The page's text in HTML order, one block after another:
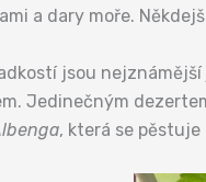
a dary moře.
jsou nejznámější
Jedinečným
, která se pěstuje